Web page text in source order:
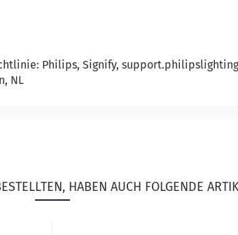
Philips, Signify,
NL
HABEN AUCH FOLGENDE